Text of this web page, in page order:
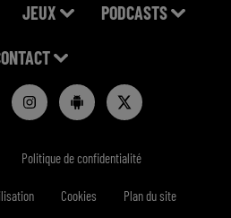
JEUX PODCASTS
Politique de confidentialité
Cookies Plan du site